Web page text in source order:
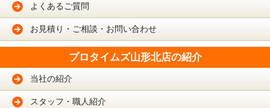
よくあるご質問
お見積り・ご相談・お問い合わせ
プロタイムズ山形北店の紹介
当社の紹介
スタッフ・職人紹介